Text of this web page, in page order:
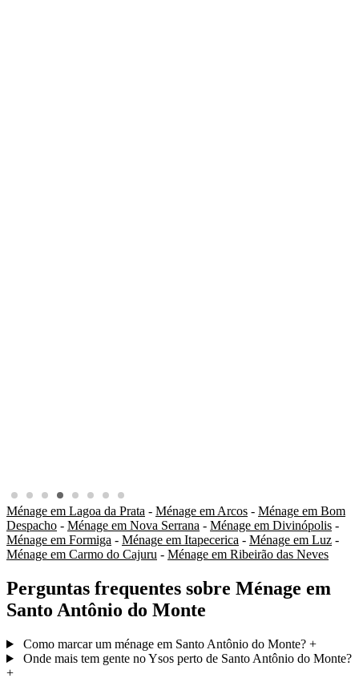
Ménage em Lagoa da Prata - Ménage em Arcos - Ménage em Bom
Despacho - Ménage em Nova Serrana - Ménage em Divinópolis -
Ménage em Formiga - Ménage em Itapecerica - Ménage em Luz -
Ménage em Carmo do Cajuru - Ménage em Ribeirão das Neves
Perguntas frequentes sobre Ménage em
Santo Antônio do Monte
Como marcar um ménage em Santo Antônio do Monte? +
Onde mais tem gente no Ysos perto de Santo Antônio do Monte?
+